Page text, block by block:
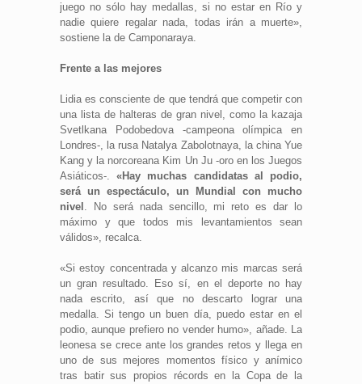
juego no sólo hay medallas, si no estar en Río y
nadie quiere regalar nada, todas irán a muerte»,
sostiene la de Camponaraya.
Frente a las mejores
Lidia es consciente de que tendrá que competir con
una lista de halteras de gran nivel, como la kazaja
Svetlkana Podobedova -campeona olímpica en
Londres-, la rusa Natalya Zabolotnaya, la china Yue
Kang y la norcoreana Kim Un Ju -oro en los Juegos
Asiáticos-.«Hay muchas candidatas al podio,
será un espectáculo, un Mundial con mucho
nivel . No será nada sencillo, mi reto es dar lo
máximo y que todos mis levantamientos sean
válidos», recalca.
«Si estoy concentrada y alcanzo mis marcas será
un gran resultado. Eso sí, en el deporte no hay
nada escrito, así que no descarto lograr una
medalla. Si tengo un buen día, puedo estar en el
podio, aunque prefiero no vender humo», añade. La
leonesa se crece ante los grandes retos y llega en
uno de sus mejores momentos físico y anímico
tras batir sus propios récords en la Copa de la